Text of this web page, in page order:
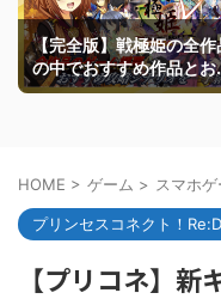
【完全版】戦極姫の全作
の中でおすすめ作品とお
すめ攻略ルートを一挙紹
HOME > ゲーム > スマホゲ
プリンセスコネクト！
【プリコネ】